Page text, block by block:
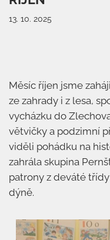
13. 10. 2025
Měsíc říjen jsme
ze zahrady i z lesa,
vycházku do
větvičky a podzimní
viděli pohádku na
zahrála skupina
patrony z deváté
dýně.